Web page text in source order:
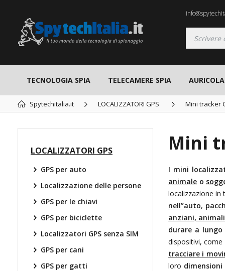
TECNOLOGIA SPIA TELECAMERE SPIA
Spytechitalia.it LOCALIZZATORI GPS Mini tracker
Mini
I mini
animale o
localizzazione in
nell”auto,
anziani, animali
durare a lungo
dispositivi,
tracciare i
loro
LOCALIZZATORI GPS
GPS per auto
Localizzazione delle persone
GPS per le chiavi
GPS per biciclette
Localizzatori GPS senza SIM
GPS per cani
GPS per gatti